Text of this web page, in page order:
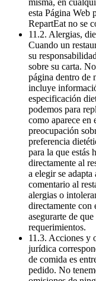
misma, en
esta Página Web
RepartEat no se
11.2. Alergias,
Cuando un
su
sobre su carta.
página dentro de
incluye
especificación
podemos para
como aparece en
preocupación
preferencia
para la que estás
directamente al
a elegir se
comentario al
alergias o
directamente con
asegurarte de
requerimientos.
11.3. Acciones y
jurídica
de comida es
pedido. No